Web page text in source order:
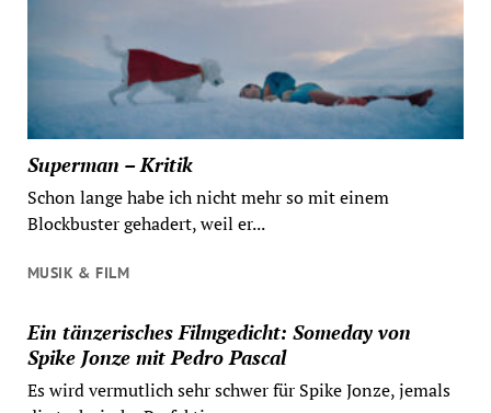
Superman – Kritik
Schon lange habe ich nicht mehr so mit einem
Blockbuster gehadert, weil er...
MUSIK & FILM
Ein tänzerisches Filmgedicht: Someday von
Spike Jonze mit Pedro Pascal
Es wird vermutlich sehr schwer für Spike Jonze, jemals